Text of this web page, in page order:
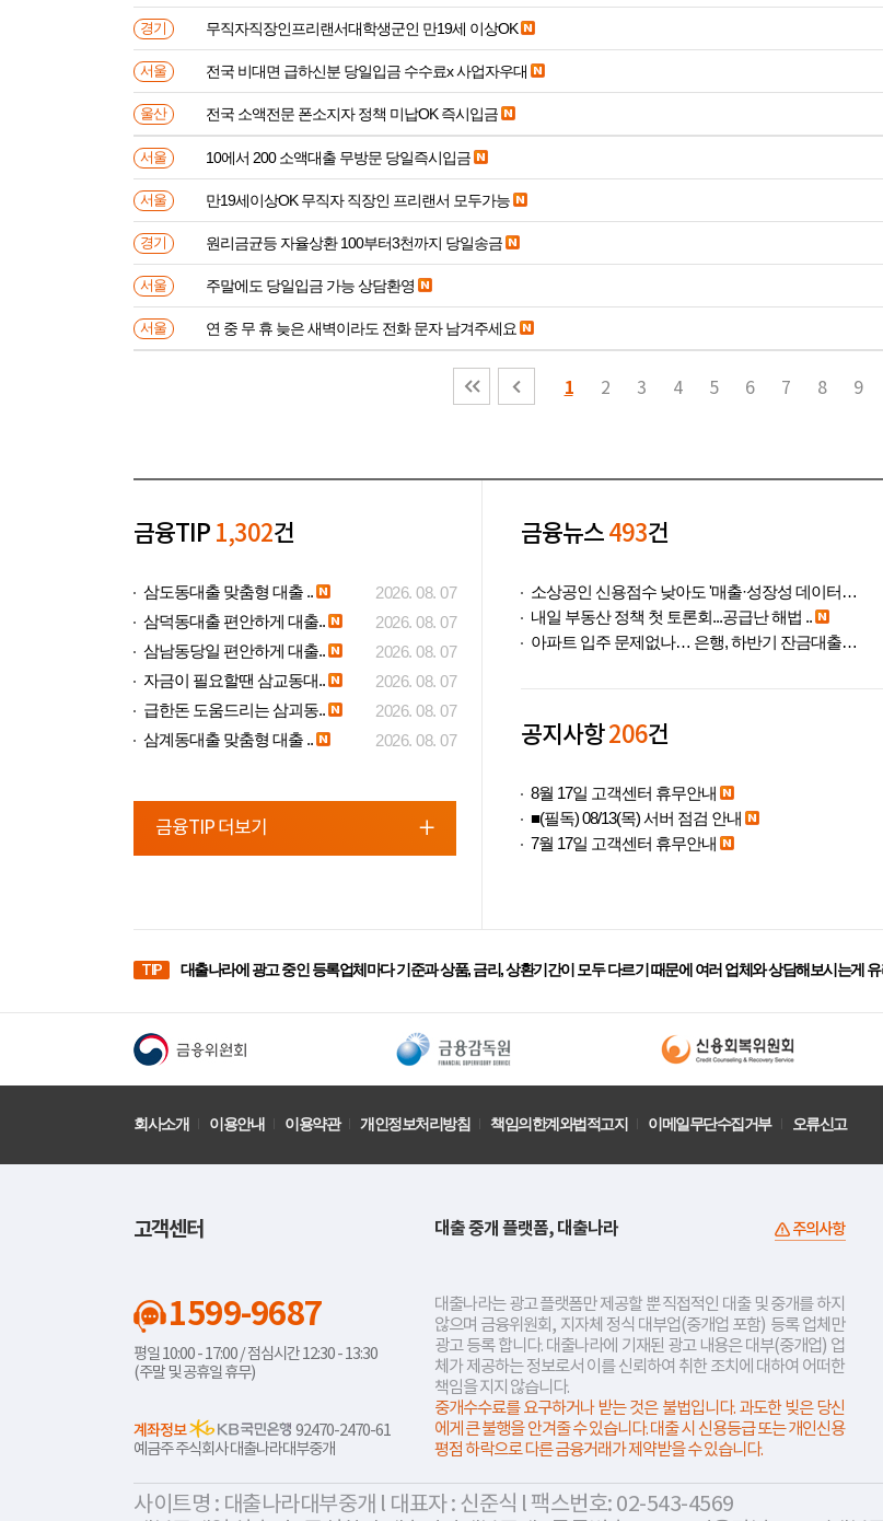
경기 무직자직장인프리랜서대학생군인 만19세 이상OK
서울 전국 비대면 급하신분 당일입금 수수료x 사업자우대
울산 전국 소액전문 폰소지자 정책 미납OK 즉시입금
서울 10에서 200 소액대출 무방문 당일즉시입금
서울 만19세이상OK 무직자 직장인 프리랜서 모두가능
경기 원리금균등 자율상환 100부터3천까지 당일송금
서울 주말에도 당일입금 가능 상담환영
서울 연 중 무 휴 늦은 새벽이라도 전화 문자 남겨주세요
1 2 3 4 5 6 7 8 9
금융TIP 1,302건
삼도동대출 맞춤형 대출 ..
2026. 08. 07
삼덕동대출 편안하게 대출..
2026. 08. 07
삼남동당일 편안하게 대출..
2026. 08. 07
자금이 필요할땐 삼교동대..
2026. 08. 07
급한돈 도움드리는 삼괴동..
2026. 08. 07
삼계동대출 맞춤형 대출 ..
2026. 08. 07
금융TIP 더보기
금융뉴스493건
소상공인 신용점수 낮아도 '매출·성장성 데이터..
내일 부동산 정책 첫 토론회...공급난 해법 ..
아파트 입주 문제없나… 은행, 하반기 잔금대출..
공지사항206건
8월 17일 고객센터 휴무안내
■(필독) 08/13(목) 서버 점검 안내
7월 17일 고객센터 휴무안내
TIP 대출나라에 광고 중인 등록업체마다 기준과 상품, 금리, 상환기간이 모두 다르기 때문에 여러 업체와 상담해보시는게
회사소개 이용안내 이용약관 개인정보처리방침 책임의한계와법적고지 이메일무단수집거부 오류신고
고객센터
1599-9687
평일 10:00 - 17:00 / 점심시간 12:30 - 13:30
(주말 및 공휴일 휴무)
계좌정보
92470-2470-61
예금주 주식회사 대출나라대부중개
대출 중개 플랫폼, 대출나라 주의사항
대출나라는 광고 플랫폼만 제공할 뿐 직접적인 대출 및 중개를 하지
않으며 금융위원회, 지자체 정식 대부업(중개업 포함) 등록 업체만
광고 등록 합니다. 대출나라에 기재된 광고 내용은 대부(중개업) 업
체가 제공하는 정보로서 이를 신뢰하여 취한 조치에 대하여 어떠한
책임을 지지 않습니다.
중개수수료를 요구하거나 받는 것은 불법입니다. 과도한 빚은 당신
에게 큰 불행을 안겨줄 수 있습니다. 대출 시 신용등급 또는 개인신용
평점 하락으로 다른 금융거래가 제약받을 수 있습니다.
사이트명 : 대출나라대부중개 l 대표자 : 신준식 l 팩스번호: 02-543-4569